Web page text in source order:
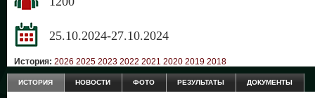
25.10.2024-27.10.2024
История: 2026 2025 2023 2022 2021 2020 2019 2018
ИСТОРИЯ НОВОСТИ ФОТО РЕЗУЛЬТАТЫ ДОКУМЕНТЫ